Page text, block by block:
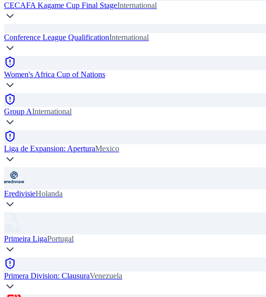
CECAFA Kagame Cup Final StageInternational
Conference League QualificationInternational
Women's Africa Cup of Nations
Group AInternational
Liga de Expansion: AperturaMexico
EredivisieHolanda
Primeira LigaPortugal
Primera Division: ClausuraVenezuela